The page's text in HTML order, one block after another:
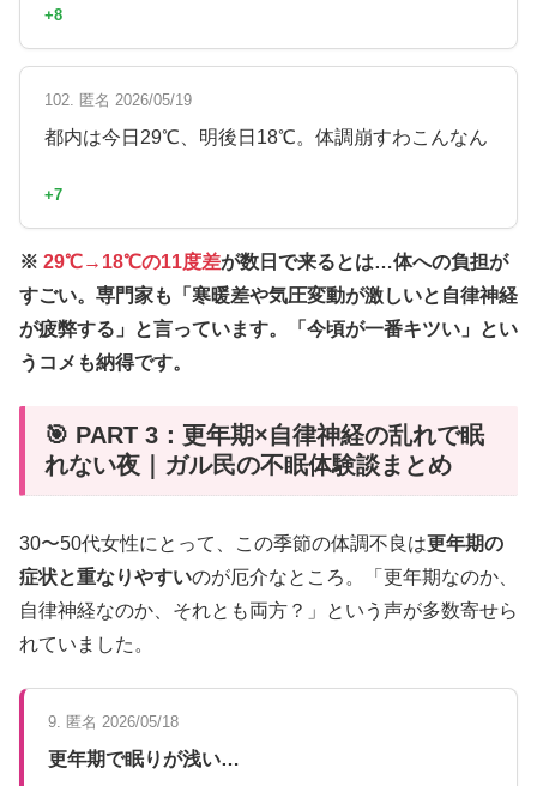
+8
102. 匿名 2026/05/19
都内は今日29℃、明後日18℃。体調崩すわこんなん
+7
※ 29℃→18℃の11度差が数日で来るとは…体への負担が
すごい。専門家も「寒暖差や気圧変動が激しいと自律神経
が疲弊する」と言っています。「今頃が一番キツい」とい
うコメも納得です。
🎯 PART 3：更年期×自律神経の乱れで眠
れない夜｜ガル民の不眠体験談まとめ
30〜50代女性にとって、この季節の体調不良は更年期の
症状と重なりやすいのが厄介なところ。「更年期なのか、
自律神経なのか、それとも両方？」という声が多数寄せら
れていました。
9. 匿名 2026/05/18
更年期で眠りが浅い…